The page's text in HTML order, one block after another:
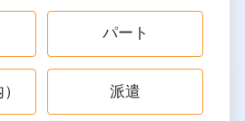
パート
派遣